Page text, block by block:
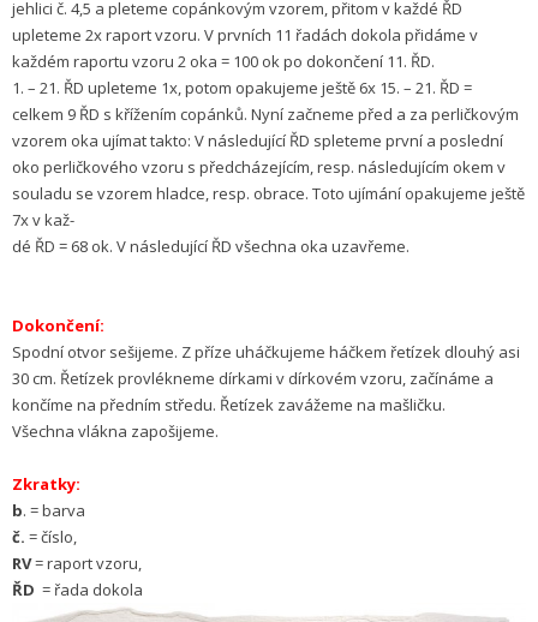
jehlici č. 4,5 a pleteme copánkovým vzorem, přitom v každé ŘD
upleteme 2x raport vzoru. V prvních 11 řadách dokola přidáme v
každém raportu vzoru 2 oka = 100 ok po dokončení 11. ŘD.
1. – 21. ŘD upleteme 1x, potom opakujeme ještě 6x 15. – 21. ŘD =
celkem 9 ŘD s křížením copánků. Nyní začneme před a za perličkovým
vzorem oka ujímat takto: V následující ŘD spleteme první a poslední
oko perličkového vzoru s předcházejícím, resp. následujícím okem v
souladu se vzorem hladce, resp. obrace. Toto ujímání opakujeme ještě
7x v kaž-
dé ŘD = 68 ok. V následující ŘD všechna oka uzavřeme.
Dokončení:
Spodní otvor sešijeme. Z příze uháčkujeme háčkem řetízek dlouhý asi
30 cm. Řetízek provlékneme dírkami v dírkovém vzoru, začínáme a
končíme na předním středu. Řetízek zavážeme na mašličku.
Všechna vlákna zapošijeme.
Zkratky:
b. = barva
č. = číslo,
RV= raport vzoru,
ŘD = řada dokola